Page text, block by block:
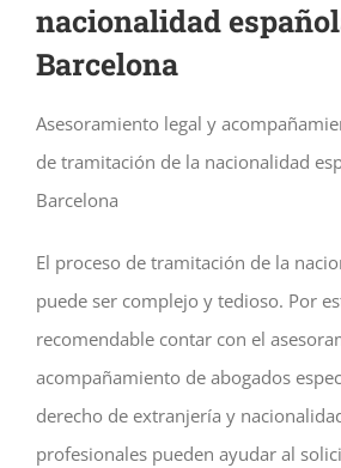
nacionalidad
Barcelona
Asesoramiento legal y
de tramitación de la nacionalidad
Barcelona
El proceso de tramitación de la
puede ser complejo y tedioso. Por
recomendable contar con el
acompañamiento de abogados
derecho de extranjería y
profesionales pueden ayudar al